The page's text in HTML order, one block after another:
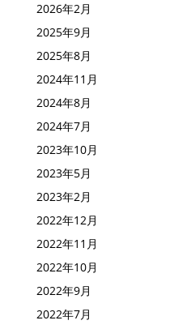
2026年2月
2025年9月
2025年8月
2024年11月
2024年8月
2024年7月
2023年10月
2023年5月
2023年2月
2022年12月
2022年11月
2022年10月
2022年9月
2022年7月